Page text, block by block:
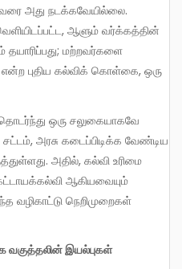
அது நடக்கவேயில்லை.
ஆளும் வர்க்கத்தின்
மற்றவர்களை
என்ற புதிய கல்விக் கொள்கை, ஒரு
சட்டம், அரசு கடைப்பிடிக்க வேண்டிய
அதில், கல்வி உரிமை
ஆகியவையும்
வழிகாட்டு நெறிமுறைகள்
வகுத்தலின் இயல்புகள்